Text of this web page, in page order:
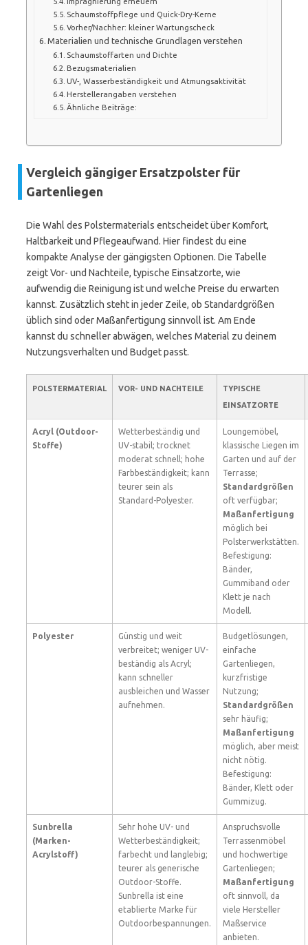
Schaumstoffpflege und Quick-Dry-Kerne
Vorher/Nachher: kleiner Wartungscheck
Materialien und technische Grundlagen verstehen
Schaumstoffarten und Dichte
Bezugsmaterialien
UV-, Wasserbeständigkeit und Atmungsaktivität
Herstellerangaben verstehen
Ähnliche Beiträge:
Vergleich gängiger Ersatzpolster für
Gartenliegen
Die Wahl des Polstermaterials entscheidet über Komfort,
Haltbarkeit und Pflegeaufwand. Hier findest du eine
kompakte Analyse der gängigsten Optionen. Die Tabelle
zeigt Vor- und Nachteile, typische Einsatzorte, wie
aufwendig die Reinigung ist und welche Preise du erwarten
kannst. Zusätzlich steht in jeder Zeile, ob Standardgrößen
üblich sind oder Maßanfertigung sinnvoll ist. Am Ende
kannst du schneller abwägen, welches Material zu deinem
Nutzungsverhalten und Budget passt.
POLSTERMATERIAL VOR- UND NACHTEILE
TYPISCHE
EINSATZORTE
Acryl (Outdoor-
Stoffe)
Wetterbeständig und
UV-stabil; trocknet
moderat schnell; hohe
Farbbeständigkeit; kann
teurer sein als
Standard-Polyester.
Loungemöbel,
klassische Liegen im
Garten und auf der
Terrasse;
Standardgrößen
oft verfügbar;
Maßanfertigung
möglich bei
Polsterwerkstätten.
Befestigung:
Bänder,
Gummiband oder
Klett je nach
Modell.
Polyester
Günstig und weit
verbreitet; weniger UV-
beständig als Acryl;
kann schneller
ausbleichen und Wasser
aufnehmen.
Budgetlösungen,
einfache
Gartenliegen,
kurzfristige
Nutzung;
Standardgrößen
sehr häufig;
Maßanfertigung
möglich, aber meist
nicht nötig.
Befestigung:
Bänder, Klett oder
Gummizug.
Sunbrella
(Marken-
Acrylstoff)
Sehr hohe UV- und
Wetterbeständigkeit;
farbecht und langlebig;
teurer als generische
Outdoor-Stoffe.
Sunbrella ist eine
etablierte Marke für
Outdoorbespannungen.
Anspruchsvolle
Terrassenmöbel
und hochwertige
Gartenliegen;
Maßanfertigung
oft sinnvoll, da
viele Hersteller
Maßservice
anbieten.